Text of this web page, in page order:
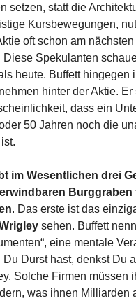
setzen, statt die
Kursbewegungen,
oft schon am
Diese Spekulanten
heute. Buffett
hinter der Aktie.
dass ein
50 Jahren noch die
im Wesentlichen drei
Burggraben
. Das erste ist das
sehen. Buffett
eine mentale
Du Durst hast, denkst Du
Solche Firmen müssen
was ihnen Milliarden